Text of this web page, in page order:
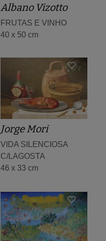
Albano Vizotto
FRUTAS E VINHO
40 x 50 cm
Jorge Mori
VIDA SILENCIOSA
C/LAGOSTA
46 x 33 cm